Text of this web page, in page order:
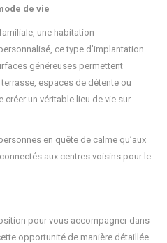
de vie
une habitation
ce type d’implantation
généreuses permettent
espaces de détente ou
un véritable lieu de vie sur
en quête de calme qu’aux
aux centres voisins pour le
pour vous accompagner dans
opportunité de manière détaillée.